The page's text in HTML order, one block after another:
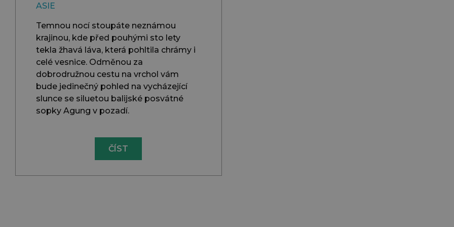
ASIE
Temnou nocí stoupáte neznámou
krajinou, kde před pouhými sto lety
tekla žhavá láva, která pohltila chrámy i
celé vesnice. Odměnou za
dobrodružnou cestu na vrchol vám
bude jedinečný pohled na vycházející
slunce se siluetou balijské posvátné
sopky Agung v pozadí.
ČÍST